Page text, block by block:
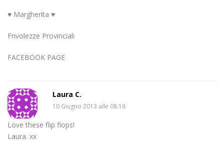
♥ Margherita ♥
Frivolezze Provinciali
FACEBOOK PAGE
Laura C.
10 Giugno 2013 alle 08:18
Love these flip flops!
Laura. xx